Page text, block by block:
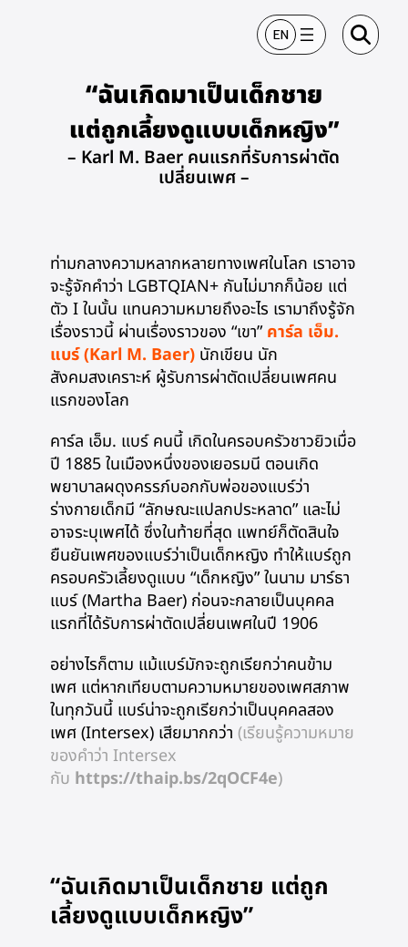
EN
“ฉันเกิดมาเป็นเด็กชาย
แต่ถูกเลี้ยงดูแบบเด็กหญิง”
– Karl M. Baer คนแรกที่รับการผ่าตัด
เปลี่ยนเพศ –
ท่ามกลางความหลากหลายทางเพศในโลก เราอาจ
จะรู้จักคำว่า LGBTQIAN+ กันไม่มากก็น้อย แต่
ตัว I ในนั้น แทนความหมายถึงอะไร เรามาถึงรู้จัก
เรื่องราวนี้ ผ่านเรื่องราวของ “เขา”คาร์ล เอ็ม.
แบร์ (Karl M. Baer)นักเขียน นัก
สังคมสงเคราะห์ ผู้รับการผ่าตัดเปลี่ยนเพศคน
แรกของโลก
คาร์ล เอ็ม. แบร์ คนนี้ เกิดในครอบครัวชาวยิวเมื่อ
ปี 1885 ในเมืองหนึ่งของเยอรมนี ตอนเกิด
พยาบาลผดุงครรภ์บอกกับพ่อของแบร์ว่า
ร่างกายเด็กมี “ลักษณะแปลกประหลาด” และไม่
อาจระบุเพศได้ ซึ่งในท้ายที่สุด แพทย์ก็ตัดสินใจ
ยืนยันเพศของแบร์ว่าเป็นเด็กหญิง ทำให้แบร์ถูก
ครอบครัวเลี้ยงดูแบบ “เด็กหญิง” ในนาม มาร์ธา
แบร์ (Martha Baer) ก่อนจะกลายเป็นบุคคล
แรกที่ได้รับการผ่าตัดเปลี่ยนเพศในปี 1906
อย่างไรก็ตาม แม้แบร์มักจะถูกเรียกว่าคนข้าม
เพศ แต่หากเทียบตามความหมายของเพศสภาพ
ในทุกวันนี้ แบร์น่าจะถูกเรียกว่าเป็นบุคคลสอง
เพศ (Intersex) เสียมากกว่า (เรียนรู้ความหมาย
ของคำว่า Intersex
กับ https://thaip.bs/2qOCF4e)
“ฉันเกิดมาเป็นเด็กชาย แต่ถูก
เลี้ยงดูแบบเด็กหญิง”